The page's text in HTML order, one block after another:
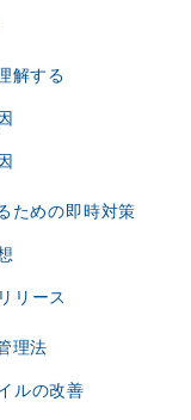
解する
ための即時対策
リース
理法
ルの改善